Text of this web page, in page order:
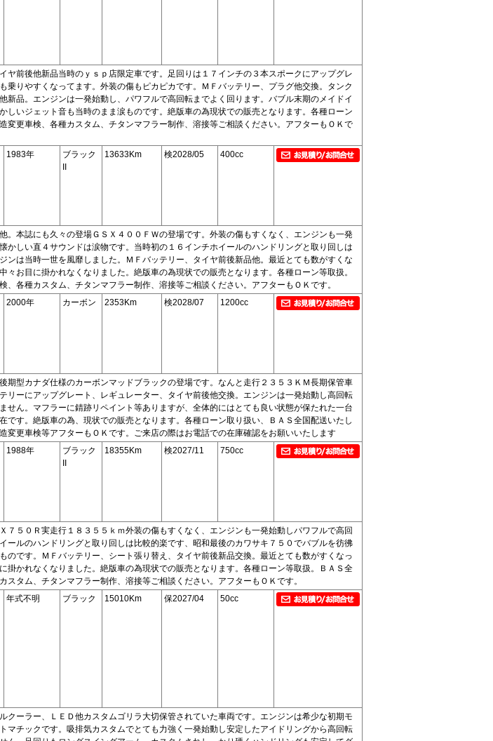
ヤ前後他新品当時のｙｓｐ店限定車です。足回りは１７インチの３本スポークにアップグレ
乗りやすくなってます。外装の傷もピカピカです。ＭＦバッテリー、プラグ他交換。タンク
新品。エンジンは一発始動し、パワフルで高回転までよく回ります。バブル末期のメイドイ
しいジェット音も当時のまま涙ものです。絶版車の為現状での販売となります。各種ローン
変更車検、各種カスタム、チタンマフラー制作、溶接等ご相談ください。アフターもＯＫで
1983年
ブラック
II
13633Km 検2028/05 400cc
。本誌にも久々の登場ＧＳＸ４００ＦＷの登場です。外装の傷もすくなく、エンジンも一発
かしい直４サウンドは涙物です。当時初の１６インチホイールのハンドリングと取り回しは
ンは当時一世を風靡しました。ＭＦバッテリー、タイヤ前後新品他。最近とても数がすくな
々お目に掛かれなくなりました。絶版車の為現状での販売となります。各種ローン等取扱。
、各種カスタム、チタンマフラー制作、溶接等ご相談ください。アフターもＯＫです。
2000年 カーボン 2353Km 検2028/07 1200cc
期型カナダ仕様のカーボンマッドブラックの登場です。なんと走行２３５３ＫＭ長期保管車
リーにアップグレート、レギュレーター、タイヤ前後他交換。エンジンは一発始動し高回転
せん。マフラーに錆跡リペイント等ありますが、全体的にはとても良い状態が保たれた一台
です。絶版車の為、現状での販売となります。各種ローン取り扱い、ＢＡＳ全国配送いたし
変更車検等アフターもＯＫです。ご来店の際はお電話での在庫確認をお願いいたします
1988年
ブラック
II
18355Km 検2027/11 750cc
７５０Ｒ実走行１８３５５ｋｍ外装の傷もすくなく、エンジンも一発始動しパワフルで高回
ールのハンドリングと取り回しは比較的楽です、昭和最後のカワサキ７５０でバブルを彷彿
のです。ＭＦバッテリー、シート張り替え、タイヤ前後新品交換。最近とても数がすくなっ
掛かれなくなりました。絶版車の為現状での販売となります。各種ローン等取扱。ＢＡＳ全
タム、チタンマフラー制作、溶接等ご相談ください。アフターもＯＫです。
年式不明 ブラック 15010Km 保2027/04 50cc
クーラー、ＬＥＤ他カスタムゴリラ大切保管されていた車両です。エンジンは希少な初期モ
マチックです。吸排気カスタムでとても力強く一発始動し安定したアイドリングから高回転